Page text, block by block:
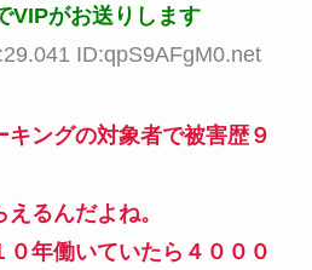
VIPがお送りします
ID:qpS9AFgM0.net
ングの対象者で被害歴９
るんだよね。
年働いていたら４０００